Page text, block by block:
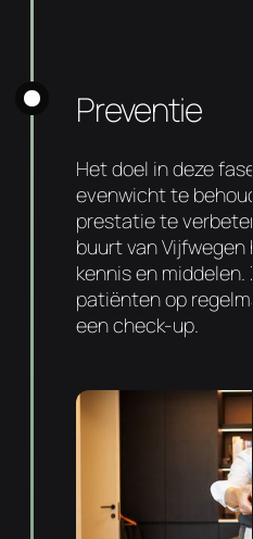
Preventie
Het doel in deze
evenwicht te
prestatie te
buurt van Vijfwegen
kennis en middelen.
patiënten op
een check-up.